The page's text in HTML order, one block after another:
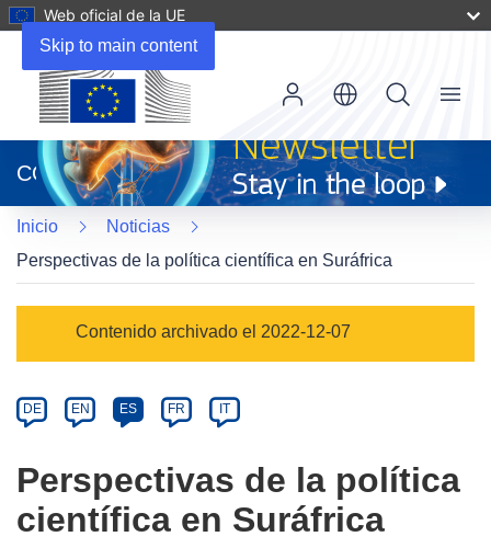
Skip to main content
Web oficial de la UE
abrirá
en
una
nueva
ventana)
CORDIS
Menu
Inicio
Noticias
Perspectivas de la política científica en Suráfrica
Category
Contenido archivado el 2022-12-07
Article
available
the
following
languages:
DE EN ES FR IT
Perspectivas de la política
científica en Suráfrica